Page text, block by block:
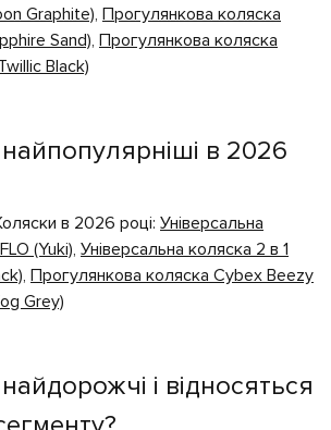
Graphite), Прогулянкова коляска
Sand), Прогулянкова коляска
Black)
в 2026
в 2026 році: Універсальна
(Yuki), Універсальна коляска 2 в 1
, Прогулянкова коляска Cybex Beezy
Grey)
і відносяться